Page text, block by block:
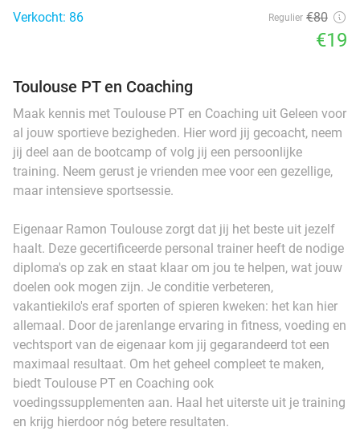
Verkocht: 86
Regulier €80
€19
Toulouse PT en Coaching
Maak kennis met Toulouse PT en Coaching uit Geleen voor
al jouw sportieve bezigheden. Hier word jij gecoacht, neem
jij deel aan de bootcamp of volg jij een persoonlijke
training. Neem gerust je vrienden mee voor een gezellige,
maar intensieve sportsessie.
Eigenaar Ramon Toulouse zorgt dat jij het beste uit jezelf
haalt. Deze gecertificeerde personal trainer heeft de nodige
diploma's op zak en staat klaar om jou te helpen, wat jouw
doelen ook mogen zijn. Je conditie verbeteren,
vakantiekilo's eraf sporten of spieren kweken: het kan hier
allemaal. Door de jarenlange ervaring in fitness, voeding en
vechtsport van de eigenaar kom jij gegarandeerd tot een
maximaal resultaat. Om het geheel compleet te maken,
biedt Toulouse PT en Coaching ook
voedingssupplementen aan. Haal het uiterste uit je training
en krijg hierdoor nóg betere resultaten.